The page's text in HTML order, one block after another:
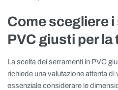
Come scegliere
PVC giusti per la
La scelta dei serramenti in PVC
richiede una valutazione attenta
essenziale considerare le